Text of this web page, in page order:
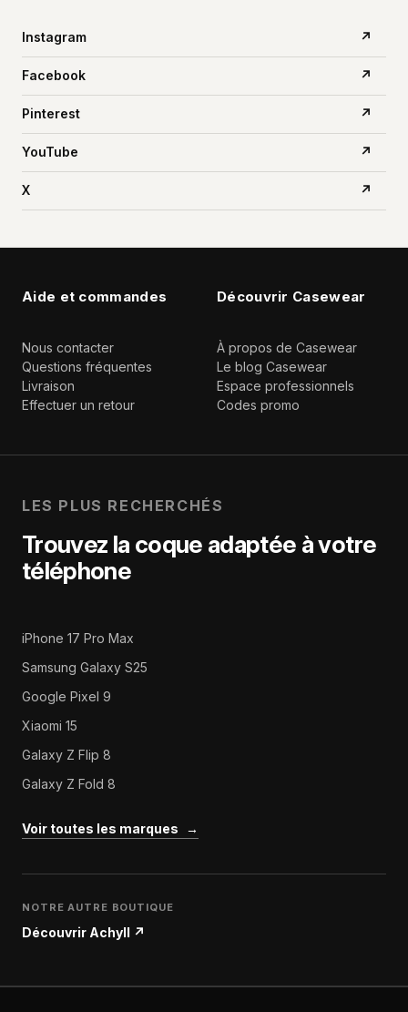
Instagram ↗
Facebook ↗
Pinterest ↗
YouTube ↗
X ↗
Aide et commandes
Nous contacter
Questions fréquentes
Livraison
Effectuer un retour
Découvrir Casewear
À propos de Casewear
Le blog Casewear
Espace professionnels
Codes promo
LES PLUS RECHERCHÉS
Trouvez la coque adaptée à votre
téléphone
iPhone 17 Pro Max
Samsung Galaxy S25
Google Pixel 9
Xiaomi 15
Galaxy Z Flip 8
Galaxy Z Fold 8
Voir toutes les marques →
NOTRE AUTRE BOUTIQUE
Découvrir Achyll ↗